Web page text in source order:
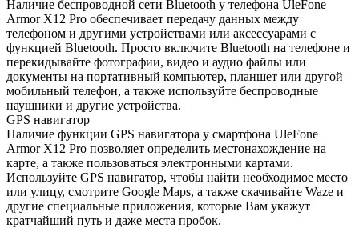
Наличие беспроводной сети Bluetooth у телефона UleFone
Armor X12 Pro обеспечивает передачу данных между
телефоном и другими устройствами или аксессуарами с
функцией Bluetooth. Просто включите Bluetooth на телефоне и
перекидывайте фотографии, видео и аудио файлы или
документы на портативный компьютер, планшет или другой
мобильный телефон, а также используйте беспроводные
наушники и другие устройства.
GPS навигатор
Наличие функции GPS навигатора у смартфона UleFone
Armor X12 Pro позволяет определить местонахождение на
карте, а также пользоваться электронными картами.
Используйте GPS навигатор, чтобы найти необходимое место
или улицу, смотрите Google Maps, а также скачивайте Waze и
другие специальные приложения, которые Вам укажут
кратчайший путь и даже места пробок.